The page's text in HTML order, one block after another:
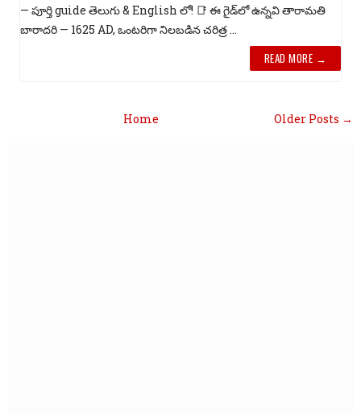
— పూర్తి guide తెలుగు & English లో! 📑 ఈ గైడ్‌లో ఉన్నవి తారామతి
బారాదరి — 1625 AD, ఒంటరిగా నిలబడిన చరిత్ర ...
READ MORE →
Older Posts →
Home